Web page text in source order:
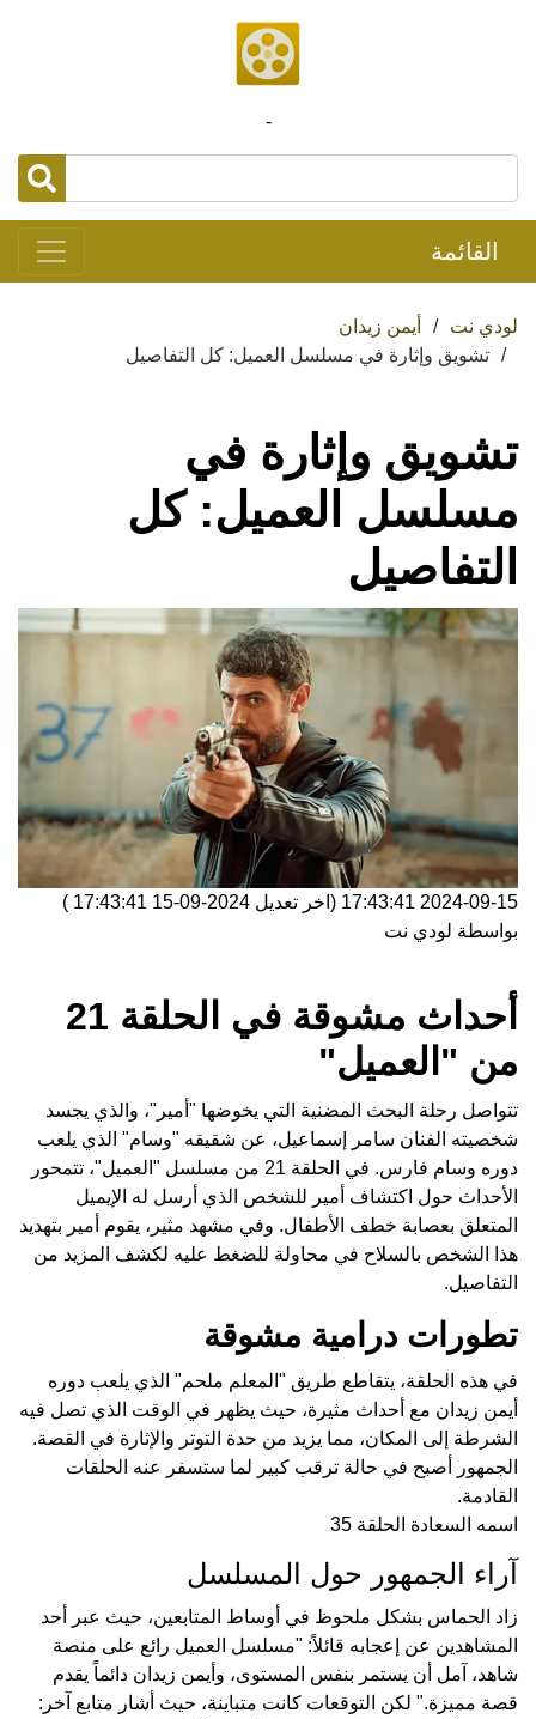
-
القائمة
لودي نت
أيمن زيدان
تشويق وإثارة في مسلسل العميل: كل التفاصيل
تشويق وإثارة في
مسلسل العميل: كل
التفاصيل
2024-09-15 17:43:41 (اخر تعديل 2024-09-15 17:43:41
)
بواسطة لودي نت
أحداث مشوقة في الحلقة 21
من "العميل"
تتواصل رحلة البحث المضنية التي يخوضها "أمير"، والذي يجسد
شخصيته الفنان سامر إسماعيل، عن شقيقه "وسام" الذي يلعب
دوره وسام فارس. في الحلقة 21 من مسلسل "العميل"، تتمحور
الأحداث حول اكتشاف أمير للشخص الذي أرسل له الإيميل
المتعلق بعصابة خطف الأطفال. وفي مشهد مثير، يقوم أمير بتهديد
هذا الشخص بالسلاح في محاولة للضغط عليه لكشف المزيد من
التفاصيل.
تطورات درامية مشوقة
في هذه الحلقة، يتقاطع طريق "المعلم ملحم" الذي يلعب دوره
أيمن زيدان مع أحداث مثيرة، حيث يظهر في الوقت الذي تصل فيه
الشرطة إلى المكان، مما يزيد من حدة التوتر والإثارة في القصة.
الجمهور أصبح في حالة ترقب كبير لما ستسفر عنه الحلقات
القادمة.
اسمه السعادة الحلقة 35
آراء الجمهور حول المسلسل
زاد الحماس بشكل ملحوظ في أوساط المتابعين، حيث عبر أحد
المشاهدين عن إعجابه قائلاً: "مسلسل العميل رائع على منصة
شاهد، آمل أن يستمر بنفس المستوى، وأيمن زيدان دائماً يقدم
قصة مميزة." لكن التوقعات كانت متباينة، حيث أشار متابع آخر: